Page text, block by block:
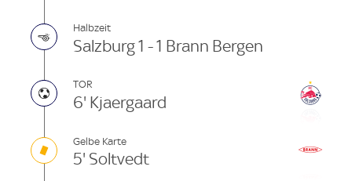
Halbzeit
Salzburg 1 - 1 Brann Bergen
TOR
6' Kjaergaard
Gelbe Karte
5' Soltvedt